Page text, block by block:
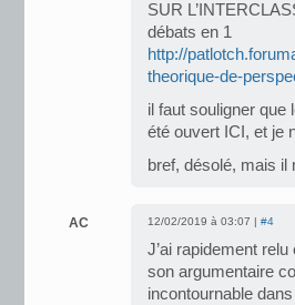
SUR
débats en 1
http://
theorique-de-
il faut souligner que
été ouvert ICI, et je
bref, désolé, mais il
AC 12/02/2019 à 03:07 | #4
J’ai rapidement
son argumentaire
incontournable